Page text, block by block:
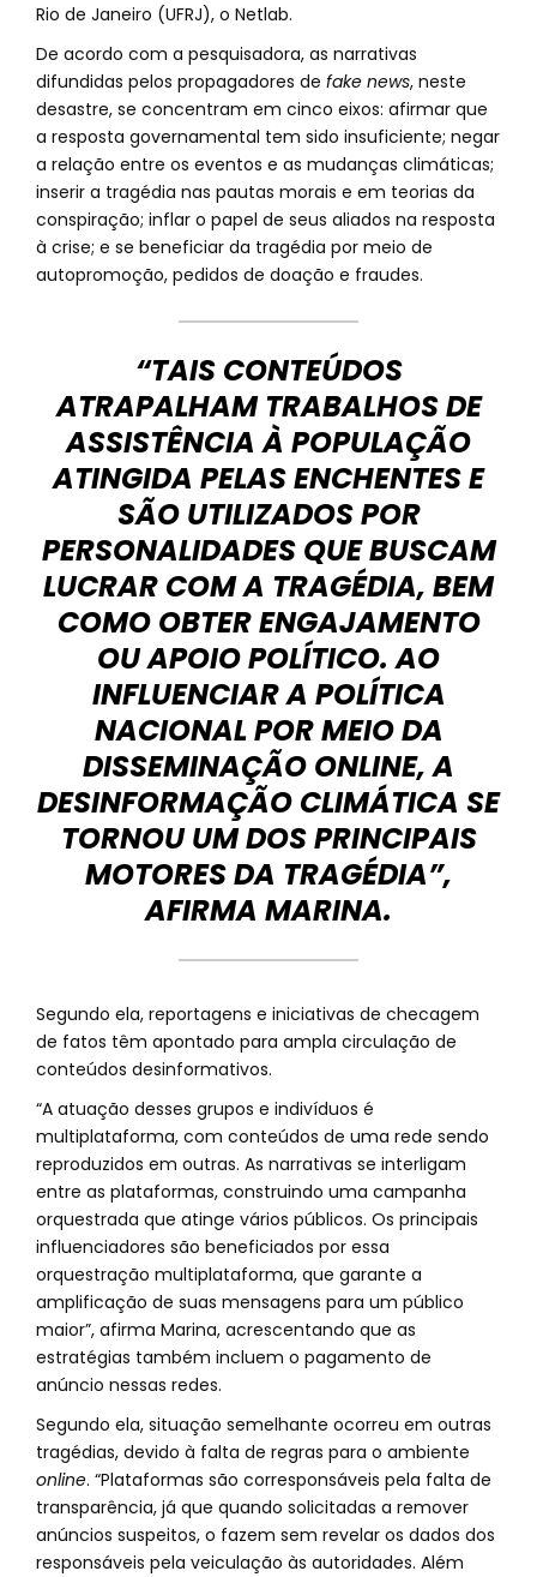
Rio de Janeiro (UFRJ), o Netlab.
De acordo com a pesquisadora, as narrativas
difundidas pelos propagadores de fake news, neste
desastre, se concentram em cinco eixos: afirmar que
a resposta governamental tem sido insuficiente; negar
a relação entre os eventos e as mudanças climáticas;
inserir a tragédia nas pautas morais e em teorias da
conspiração; inflar o papel de seus aliados na resposta
à crise; e se beneficiar da tragédia por meio de
autopromoção, pedidos de doação e fraudes.
“TAIS CONTEÚDOS
ATRAPALHAM TRABALHOS DE
ASSISTÊNCIA À POPULAÇÃO
ATINGIDA PELAS ENCHENTES E
SÃO UTILIZADOS POR
PERSONALIDADES QUE BUSCAM
LUCRAR COM A TRAGÉDIA, BEM
COMO OBTER ENGAJAMENTO
OU APOIO POLÍTICO. AO
INFLUENCIAR A POLÍTICA
NACIONAL POR MEIO DA
DISSEMINAÇÃO ONLINE, A
DESINFORMAÇÃO CLIMÁTICA SE
TORNOU UM DOS PRINCIPAIS
MOTORES DA TRAGÉDIA”,
AFIRMA MARINA.
Segundo ela, reportagens e iniciativas de checagem
de fatos têm apontado para ampla circulação de
conteúdos desinformativos.
“A atuação desses grupos e indivíduos é
multiplataforma, com conteúdos de uma rede sendo
reproduzidos em outras. As narrativas se interligam
entre as plataformas, construindo uma campanha
orquestrada que atinge vários públicos. Os principais
influenciadores são beneficiados por essa
orquestração multiplataforma, que garante a
amplificação de suas mensagens para um público
maior”, afirma Marina, acrescentando que as
estratégias também incluem o pagamento de
anúncio nessas redes.
Segundo ela, situação semelhante ocorreu em outras
tragédias, devido à falta de regras para o ambiente
online. “Plataformas são corresponsáveis pela falta de
transparência, já que quando solicitadas a remover
anúncios suspeitos, o fazem sem revelar os dados dos
responsáveis pela veiculação às autoridades. Além